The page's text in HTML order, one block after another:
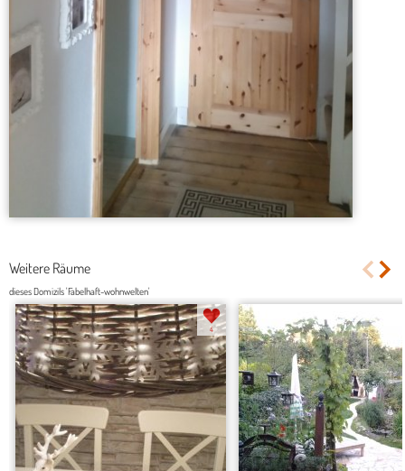
Weitere Räume
dieses Domizils 'Fabelhaft-wohnwelten'
4